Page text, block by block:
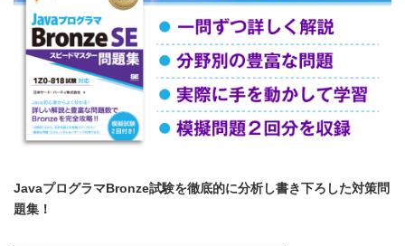
JavaプログラマBronze試験を徹底的に分析し書き下ろした対策問
題集！